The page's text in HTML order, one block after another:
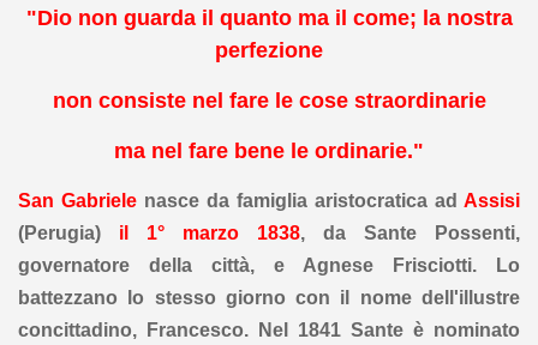
"Dio non guarda il quanto ma il come; la nostra
perfezione
non consiste nel fare le cose straordinarie
ma nel fare bene le ordinarie."
San Gabriele nasce da famiglia aristocratica adAssisi
(Perugia) il 1° marzo 1838, da Sante Possenti,
governatore della città, e Agnese Frisciotti. Lo
battezzano lo stesso giorno con il nome dell'illustre
concittadino, Francesco. Nel 1841 Sante è nominato